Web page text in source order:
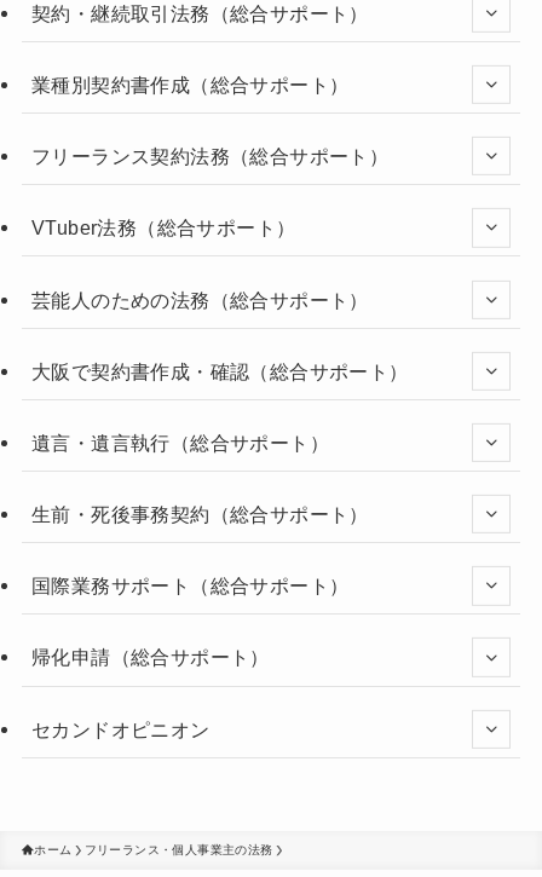
契約・継続取引法務（総合サポート）
業種別契約書作成（総合サポート）
フリーランス契約法務（総合サポート）
VTuber法務（総合サポート）
芸能人のための法務（総合サポート）
大阪で契約書作成・確認（総合サポート）
遺言・遺言執行（総合サポート）
生前・死後事務契約（総合サポート）
国際業務サポート（総合サポート）
帰化申請（総合サポート）
セカンドオピニオン
ホーム フリーランス・個人事業主の法務